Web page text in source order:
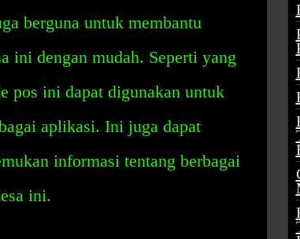
berguna untuk membantu
ini dengan mudah. Seperti yang
pos ini dapat digunakan untuk
aplikasi. Ini juga dapat
informasi tentang berbagai
ini.